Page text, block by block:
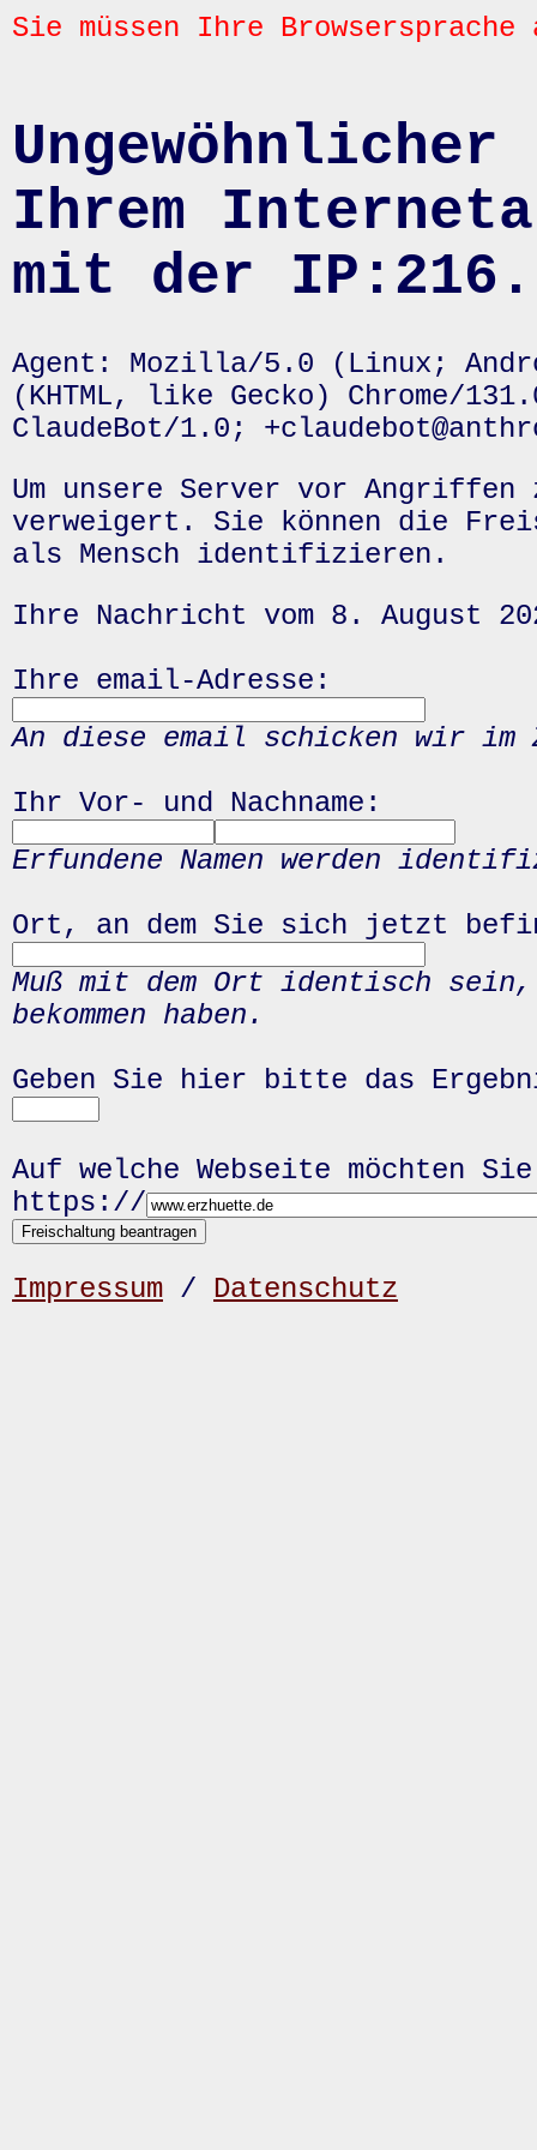
Sie müssen Ihre
Ihrem
mit der
Agent: Mozilla/5.0 (Linux;
(KHTML, like Gecko) Chrome/
ClaudeBot/1.0;
Um unsere Server vor
verweigert. Sie können die
als Mensch identifizieren.
Ihre Nachricht vom 8. August
Ihre email-Adresse:
An diese email schicken wir
Ihr Vor- und Nachname:
Erfundene Namen werden
Ort, an dem Sie sich jetzt
Muß mit dem Ort identisch
bekommen haben.
Geben Sie hier bitte das
Auf welche Webseite möchten
https://
Impressum / Datenschutz